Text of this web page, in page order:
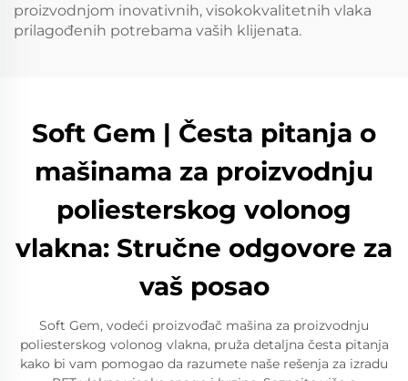
proizvodnjom inovativnih, visokokvalitetnih vlaka
prilagođenih potrebama vaših klijenata.
Soft Gem | Česta pitanja o
mašinama za proizvodnju
poliesterskog volonog
vlakna: Stručne odgovore za
vaš posao
Soft Gem, vodeći proizvođač mašina za proizvodnju
poliesterskog volonog vlakna, pruža detaljna česta pitanja
kako bi vam pomogao da razumete naše rešenja za izradu